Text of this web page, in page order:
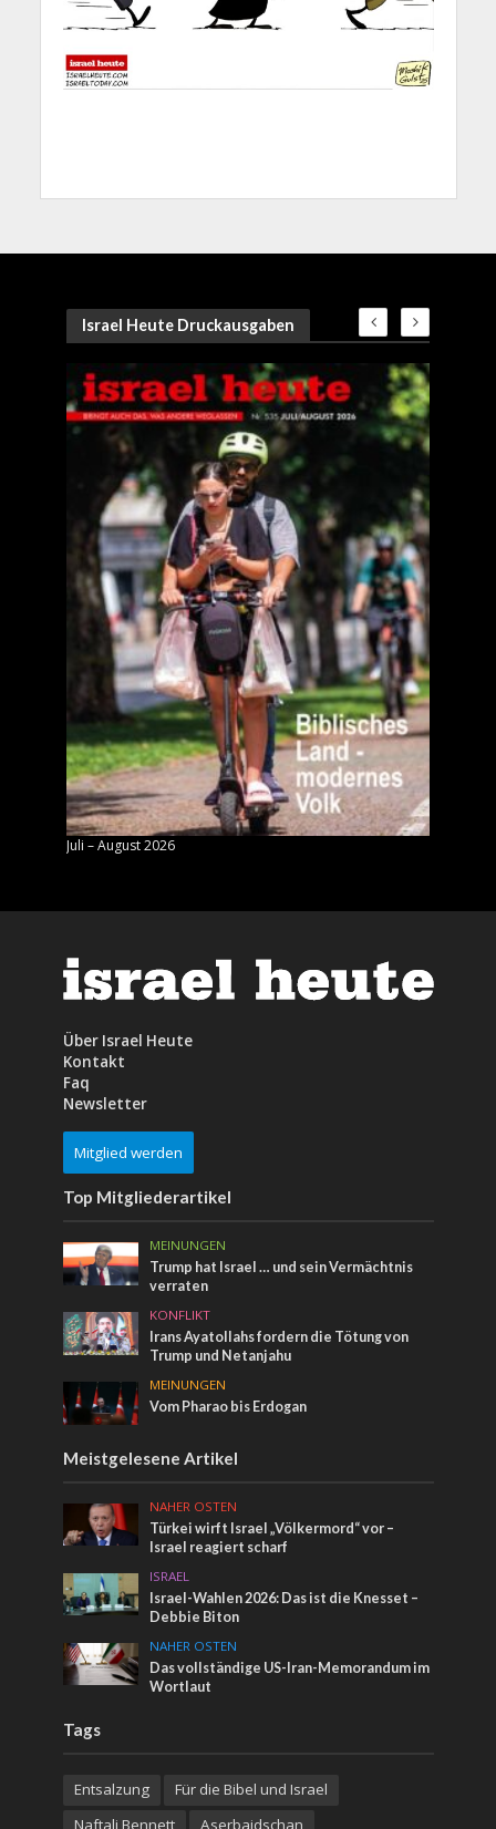
Israel Heute Druckausgaben
Juli – August 2026
Über Israel Heute
Kontakt
Faq
Newsletter
Mitglied werden
Top Mitgliederartikel
MEINUNGEN
Trump hat Israel … und sein Vermächtnis
verraten
KONFLIKT
Irans Ayatollahs fordern die Tötung von
Trump und Netanjahu
MEINUNGEN
Vom Pharao bis Erdogan
Meistgelesene Artikel
NAHER OSTEN
Türkei wirft Israel „Völkermord“ vor –
Israel reagiert scharf
ISRAEL
Israel-Wahlen 2026: Das ist die Knesset –
Debbie Biton
NAHER OSTEN
Das vollständige US-Iran-Memorandum im
Wortlaut
Tags
Entsalzung
Für die Bibel und Israel
Naftali Bennett
Aserbaidschan